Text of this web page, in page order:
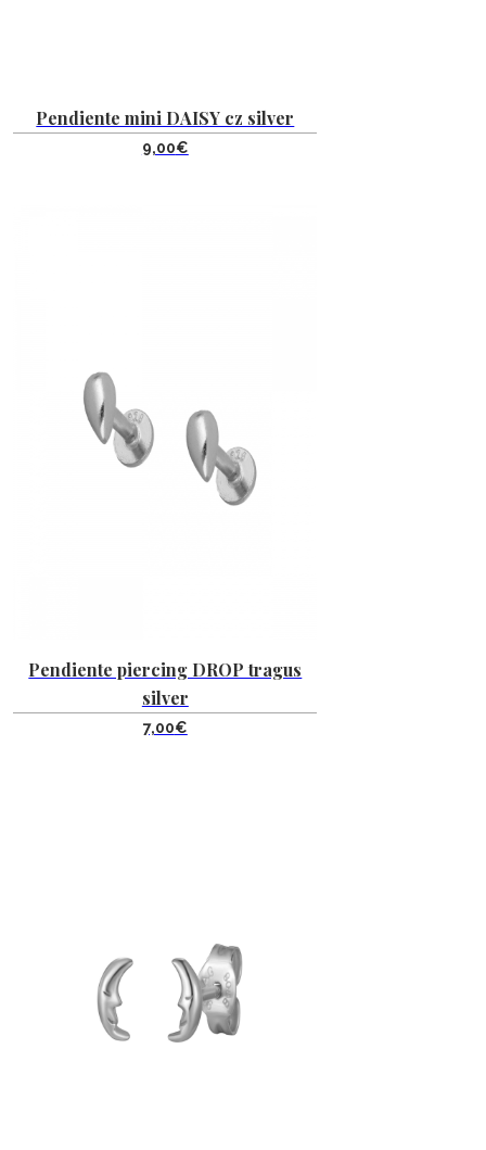
Pendiente mini DAISY cz silver
9,00€
Pendiente piercing DROP tragus
silver
7,00€